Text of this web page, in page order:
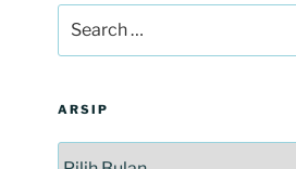
for:
ARSIP